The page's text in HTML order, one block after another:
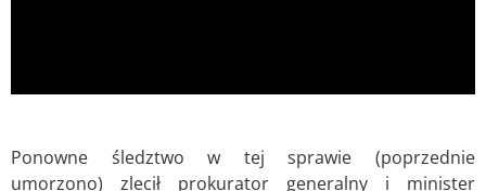
Ponowne śledztwo w tej sprawie (poprzednie
umorzono) zlecił prokurator generalny i minister